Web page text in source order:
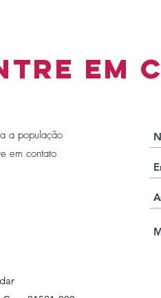
EM
a população
em contato